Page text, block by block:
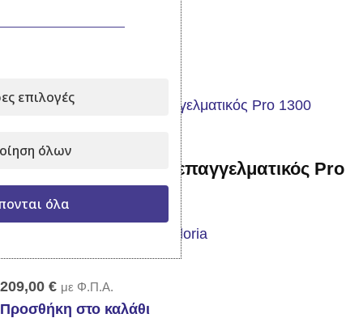
Σε απόθεμα
Ψεκαστήρας πλάτης επαγγελματικός Pro
209,00 € με Φ.Π.Α.
Προσθήκη στο καλάθι
επιλογές
όλων
όλα